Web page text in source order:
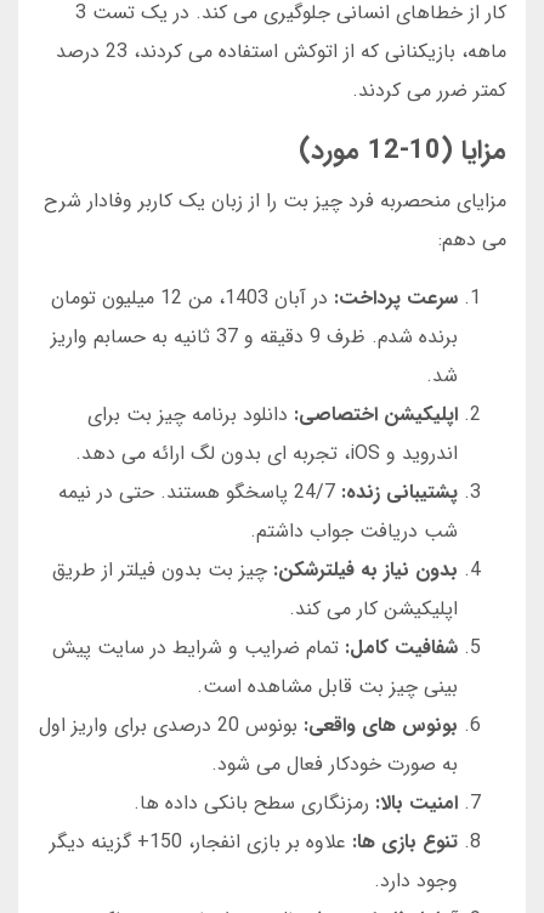
کار از خطاهای انسانی جلوگیری می کند. در یک تست 3
ماهه، بازیکنانی که از اتوکش استفاده می کردند، 23 درصد
کمتر ضرر می کردند.
مزایا (10-12 مورد)
مزایای منحصربه فرد چیز بت را از زبان یک کاربر وفادار شرح
می دهم:
سرعت پرداخت:
در آبان 1403، من 12 میلیون تومان
برنده شدم. ظرف 9 دقیقه و 37 ثانیه به حسابم واریز
شد.
اپلیکیشن اختصاصی: دانلود برنامه چیز بت برای
اندروید و iOS، تجربه ای بدون لگ ارائه می دهد.
پشتیبانی زنده:
24/7 پاسخگو هستند. حتی در نیمه
شب دریافت جواب داشتم.
بدون نیاز به فیلترشکن: چیز بت بدون فیلتر از طریق
اپلیکیشن کار می کند.
شفافیت کامل: تمام ضرایب و شرایط در سایت پیش
بینی چیز بت قابل مشاهده است.
بونوس های واقعی:
بونوس 20 درصدی برای واریز اول
به صورت خودکار فعال می شود.
امنیت بالا: رمزنگاری سطح بانکی داده ها.
تنوع بازی ها:
علاوه بر بازی انفجار، 150+ گزینه دیگر
وجود دارد.